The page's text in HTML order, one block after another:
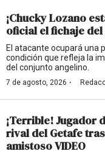
¡Chucky Lozano
oficial el fichaje
El atacante ocupará una
condición que refleja la
del conjunto angelino.
7 de agosto, 2026 ·
¡Terrible! Jugador
rival del Getafe
amistoso VIDEO